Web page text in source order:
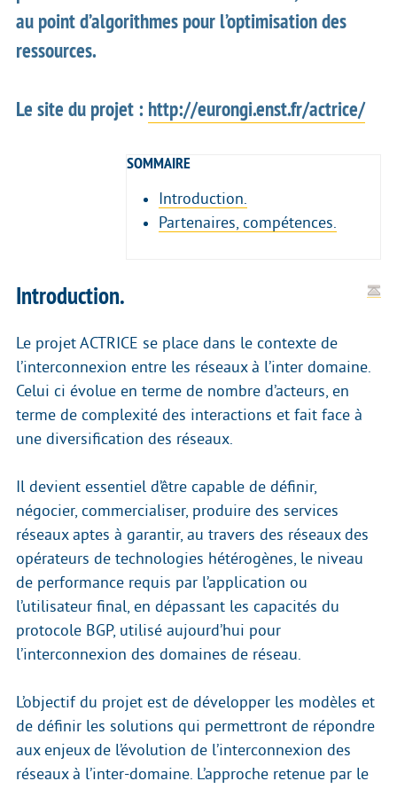
au point d’algorithmes pour l’optimisation des
ressources.
Le site du projet : http://eurongi.enst.fr/actrice/
SOMMAIRE
Introduction.
Partenaires, compétences.
Introduction.
Le projet ACTRICE se place dans le contexte de
l’interconnexion entre les réseaux à l’inter domaine.
Celui ci évolue en terme de nombre d’acteurs, en
terme de complexité des interactions et fait face à
une diversification des réseaux.
Il devient essentiel d’être capable de définir,
négocier, commercialiser, produire des services
réseaux aptes à garantir, au travers des réseaux des
opérateurs de technologies hétérogènes, le niveau
de performance requis par l’application ou
l’utilisateur final, en dépassant les capacités du
protocole BGP, utilisé aujourd’hui pour
l’interconnexion des domaines de réseau.
L’objectif du projet est de développer les modèles et
de définir les solutions qui permettront de répondre
aux enjeux de l’évolution de l’interconnexion des
réseaux à l’inter-domaine. L’approche retenue par le